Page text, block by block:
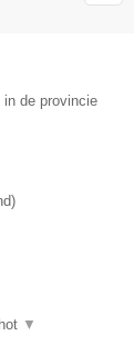
in de provincie
)
▼